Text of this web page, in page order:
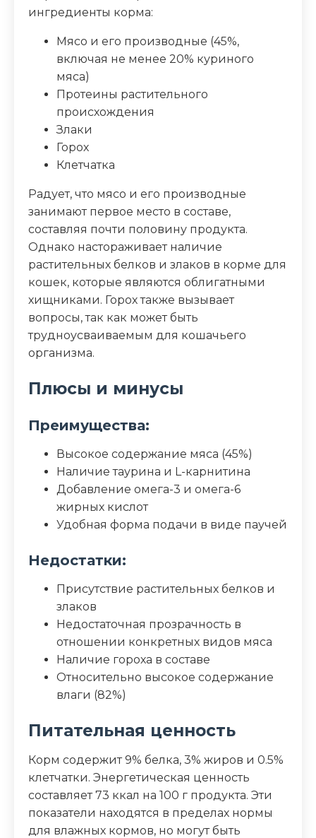
Клетчатка (%)
Зола (%)
Влага (%)
Калорийность (ккал/100г)
ингредиенты корма:
Мясо и его производные (45%,
включая не менее 20% куриного
мяса)
Протеины растительного
происхождения
Злаки
Горох
Клетчатка
Радует, что мясо и его производные
занимают первое место в составе,
составляя почти половину продукта.
Однако настораживает наличие
растительных белков и злаков в корме для
кошек, которые являются облигатными
хищниками. Горох также вызывает
вопросы, так как может быть
трудноусваиваемым для кошачьего
организма.
Плюсы и минусы
Преимущества:
Высокое содержание мяса (45%)
Наличие таурина и L-карнитина
Добавление омега-3 и омега-6
жирных кислот
Удобная форма подачи в виде паучей
Недостатки:
Присутствие растительных белков и
злаков
Недостаточная прозрачность в
отношении конкретных видов мяса
Наличие гороха в составе
Относительно высокое содержание
влаги (82%)
Питательная ценность
Корм содержит 9% белка, 3% жиров и 0.5%
клетчатки. Энергетическая ценность
составляет 73 ккал на 100 г продукта. Эти
показатели находятся в пределах нормы
для влажных кормов, но могут быть